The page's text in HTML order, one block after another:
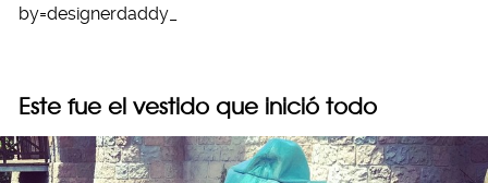
by=designerdaddy_
Este fue el vestido que inició todo